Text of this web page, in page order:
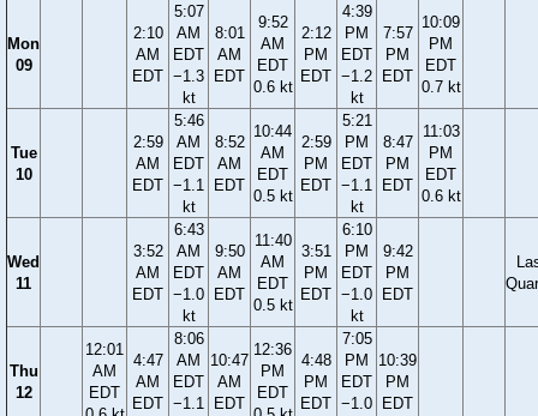
Mon
09
2:10
AM
EDT
5:07
AM
EDT
−1.3
kt
8:01
AM
EDT
9:52
AM
EDT
0.6 kt
2:12
PM
EDT
4:39
PM
EDT
−1.2
kt
7:57
PM
EDT
10:09
PM
EDT
0.7 kt
Tue
10
2:59
AM
EDT
5:46
AM
EDT
−1.1
kt
8:52
AM
EDT
10:44
AM
EDT
0.5 kt
2:59
PM
EDT
5:21
PM
EDT
−1.1
kt
8:47
PM
EDT
11:03
PM
EDT
0.6 kt
Wed
11
3:52
AM
EDT
6:43
AM
EDT
−1.0
kt
9:50
AM
EDT
11:40
AM
EDT
0.5 kt
3:51
PM
EDT
6:10
PM
EDT
−1.0
kt
9:42
PM
EDT
Thu
12
12:01
AM
EDT
4:47
AM
EDT
8:06
AM
EDT
−1.1
10:47
AM
EDT
12:36
PM
EDT
4:48
PM
EDT
7:05
PM
EDT
−1.0
10:39
PM
EDT